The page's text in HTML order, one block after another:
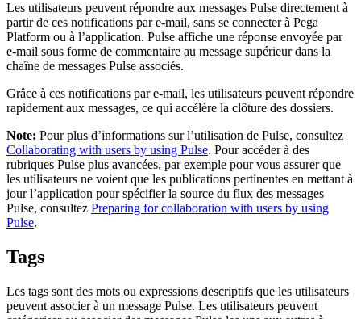
Les utilisateurs peuvent répondre aux messages Pulse directement à
partir de ces notifications par e-mail, sans se connecter à Pega
Platform ou à l’application. Pulse affiche une réponse envoyée par
e-mail sous forme de commentaire au message supérieur dans la
chaîne de messages Pulse associés.
Grâce à ces notifications par e-mail, les utilisateurs peuvent répondre
rapidement aux messages, ce qui accélère la clôture des dossiers.
Note: Pour plus d’informations sur l’utilisation de Pulse, consultez
Collaborating with users by using Pulse. Pour accéder à des
rubriques Pulse plus avancées, par exemple pour vous assurer que
les utilisateurs ne voient que les publications pertinentes en mettant à
jour l’application pour spécifier la source du flux des messages
Pulse, consultez Preparing for collaboration with users by using
Pulse.
Tags
Les tags sont des mots ou expressions descriptifs que les utilisateurs
peuvent associer à un message Pulse. Les utilisateurs peuvent